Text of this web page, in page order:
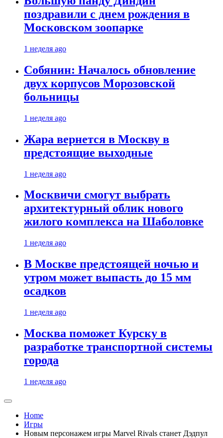
поздравили с днем рождения в
Московском зоопарке
1 неделя ago
Собянин: Началось обновление
двух корпусов Морозовской
больницы
1 неделя ago
Жара вернется в Москву в
предстоящие выходные
1 неделя ago
Москвичи смогут выбрать
архитектурный облик нового
жилого комплекса на Шаболовке
1 неделя ago
В Москве предстоящей ночью и
утром может выпасть до 15 мм
осадков
1 неделя ago
Москва поможет Курску в
разработке транспортной системы
города
1 неделя ago
Home
Игры
Новым персонажем игры Marvel Rivals станет Дэдпул